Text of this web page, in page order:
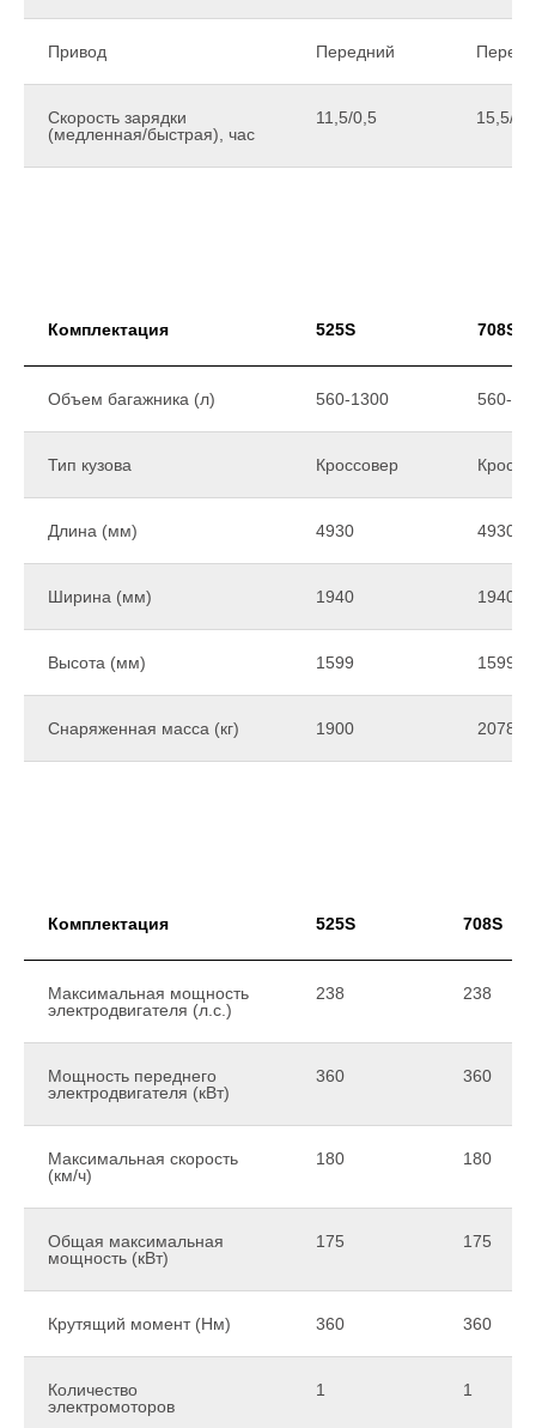
Привод Передний
Скорость зарядки
(медленная/быстрая), час
11,5/0,5 15,5/
Комплектация 525S 708S
Объем багажника (л) 560-1300 560-
Тип кузова Кроссовер
Длина (мм) 4930 4930
Ширина (мм) 1940 1940
Высота (мм) 1599 1599
Снаряженная масса (кг) 1900 2078
Комплектация 525S 708S
Максимальная мощность
электродвигателя (л.с.)
238 238
Мощность переднего
электродвигателя (кВт)
360 360
Максимальная скорость
(км/ч)
180 180
Общая максимальная
мощность (кВт)
175 175
Крутящий момент (Нм) 360 360
Количество
электромоторов
1 1